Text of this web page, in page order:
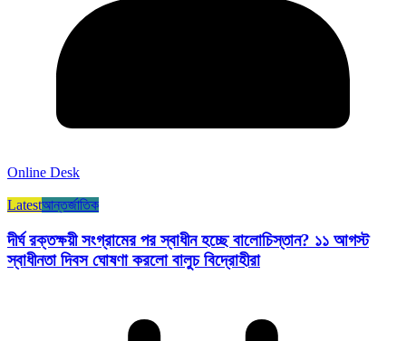
Online Desk
Latestআন্তর্জাতিক
দীর্ঘ রক্তক্ষয়ী সংগ্রামের পর স্বাধীন হচ্ছে বালোচিস্তান? ১১ আগস্ট
স্বাধীনতা দিবস ঘোষণা করলো বালুচ বিদ্রোহীরা